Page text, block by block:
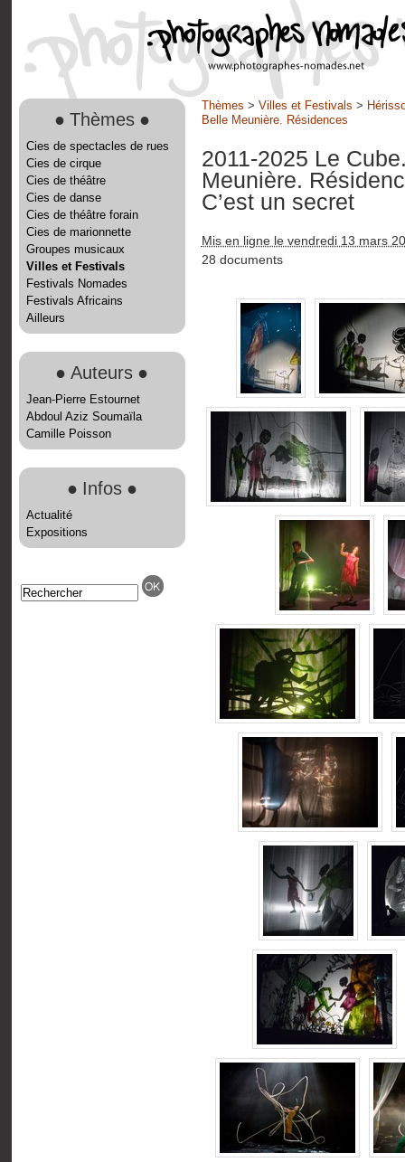
● Thèmes ●
Cies de spectacles de rues
Cies de cirque
Cies de théâtre
Cies de danse
Cies de théâtre forain
Cies de marionnette
Groupes musicaux
Villes et Festivals
Festivals Nomades
Festivals Africains
Ailleurs
● Auteurs ●
Jean-Pierre Estournet
Abdoul Aziz Soumaïla
Camille Poisson
● Infos ●
Actualité
Expositions
Thèmes > Villes et Festivals >
Belle Meunière. Résidences
2011-2025 Le
Meunière.
C’est un secret
Mis en ligne le vendredi 13 mars
28 documents